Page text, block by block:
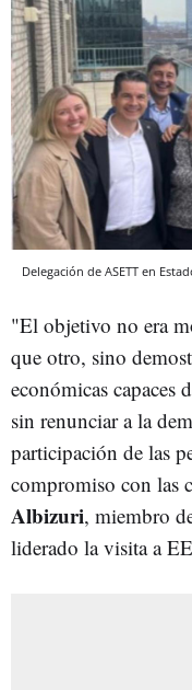
Delegación de ASETT en
"El objetivo no era
que otro, sino
económicas capaces
sin renunciar a la
participación de las
compromiso con las
Albizuri, miembro
liderado la visita a